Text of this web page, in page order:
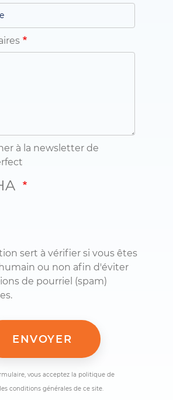
à la newsletter de
sert à vérifier si vous êtes
ou non afin d'éviter
de pourriel (spam)
vous acceptez la politique de
conditions générales de ce site.